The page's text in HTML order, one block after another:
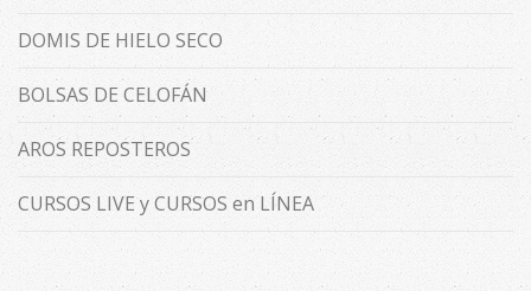
DOMIS DE HIELO SECO
BOLSAS DE CELOFÁN
AROS REPOSTEROS
CURSOS LIVE y CURSOS en LÍNEA